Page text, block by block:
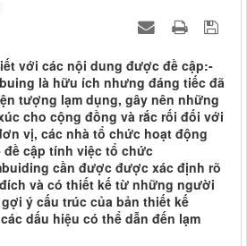
với các nội dung được đề cập:-
là hữu ích nhưng đáng tiếc đã
tượng lạm dụng, gây nên những
cho cộng đồng và rắc rối đối với
vị, các nhà tổ chức hoạt động
đề cập tính việc tổ chức
cần được được xác định rõ
và có thiết kế từ những người
ý cấu trúc của bản thiết kế
dấu hiệu có thể dẫn đến lạm